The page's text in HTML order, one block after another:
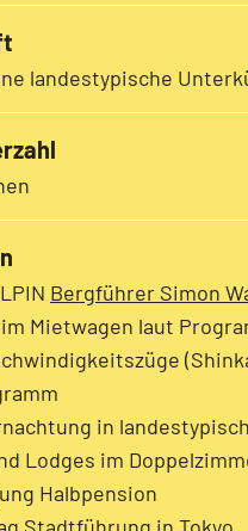
landestypische
Bergführer Simon
Mietwagen laut
in
Lodges im
Halbpension